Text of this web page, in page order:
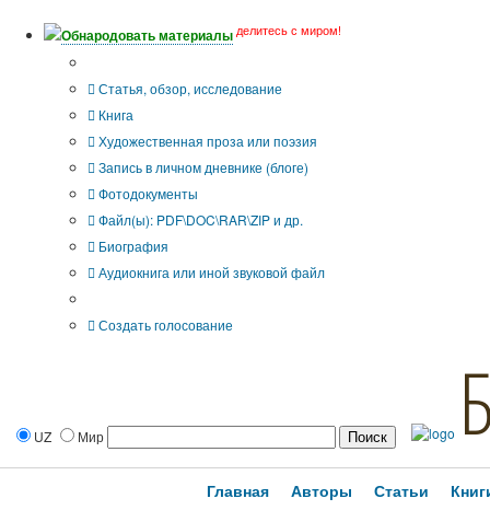
Обнародовать материалы делитесь с миром!
Статья, обзор, исследование
Книга
Художественная проза или поэзия
Запись в личном дневнике (блоге)
Фотодокументы
Файл(ы): PDF\DOC\RAR\ZIP и др.
Биография
Аудиокнига или иной звуковой файл
Создать голосование
UZ Мир
Главная Авторы Статьи